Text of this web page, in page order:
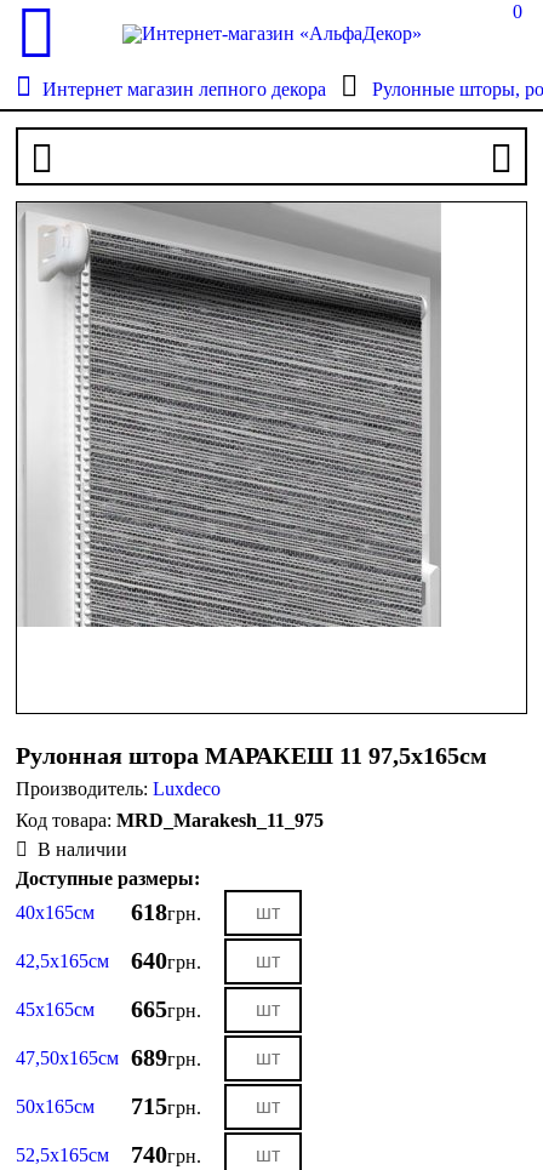
0
Интернет магазин лепного декора Рулонные шторы,
Рулонная штора МАРАКЕШ 11 97,5х165см
Производитель:Luxdeco
MRD_Marakesh_11_975
В наличии
Доступные размеры:
40х165см
618грн.
42,5х165см 640грн.
45х165см 665грн.
47,50х165см 689грн.
50х165см 715грн.
52,5х165см 740грн.